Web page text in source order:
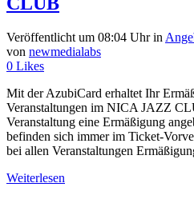
Veröffentlicht um 08:04 Uhrin
von newmedialabs
0 Likes
Mit der AzubiCard erhaltet Ihr
Veranstaltungen im NICA JAZZ
Veranstaltung eine Ermäßigung
befinden sich immer im Ticket-
bei allen Veranstaltungen
Weiterlesen